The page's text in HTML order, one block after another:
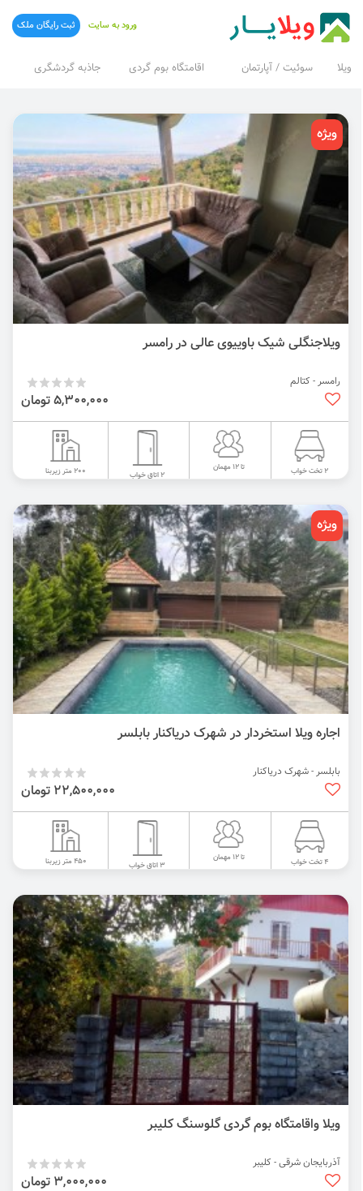
ویلا سوئیت / آپارتمان اقامتگاه بوم گردی جاذبه گردشگری
ورود به سایت ثبت رایگان ملک
ویژه
ویلاجنگلی شیک باوییوی عالی در رامسر
رامسر - کتالم
5,300,000 تومان
2 تخت خواب تا 12 مهمان
2 اتاق خواب 200 متر زیربنا
ویژه
اجاره ویلا استخردار در شهرک دریاکنار بابلسر
بابلسر - شهرک دریاکنار
22,500,000 تومان
4 تخت خواب تا 12 مهمان
3 اتاق خواب 450 متر زیربنا
ویلا واقامتگاه بوم گردی گلوسنگ کلیبر
آذربایجان شرقی - کلیبر
3,000,000 تومان